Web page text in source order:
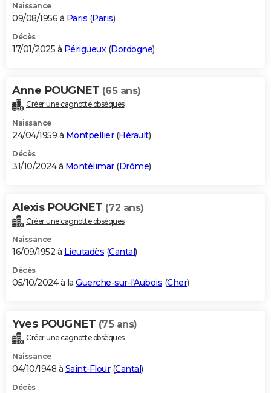
Naissance
09/08/1956 à Paris (Paris)
Décès
17/01/2025 à Périgueux(Dordogne)
Anne POUGNET (65 ans)
Créer une cagnotte obsèques
Naissance
24/04/1959 à Montpellier(Hérault)
Décès
31/10/2024 à Montélimar(Drôme)
Alexis POUGNET (72 ans)
Créer une cagnotte obsèques
Naissance
16/09/1952 à Lieutadès (Cantal )
Décès
05/10/2024 à la Guerche-sur-l'Aubois (Cher)
Yves POUGNET (75 ans)
Créer une cagnotte obsèques
Naissance
04/10/1948 à Saint-Flour(Cantal )
Décès